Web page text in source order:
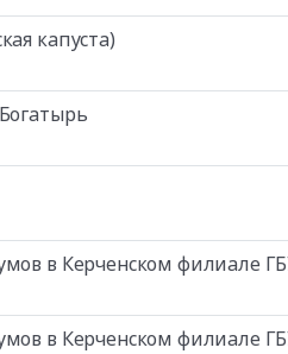
капуста)
в Керченском филиале
в Керченском филиале